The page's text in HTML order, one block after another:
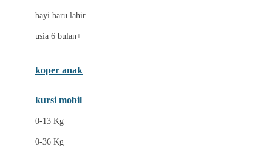
ELC
Ergobaby
Ezyroller
F
Felt So Sweet
Fisher Price
bayi baru lahir
usia 6 bulan+
koper anak
kursi mobil
0-13 Kg
0-36 Kg